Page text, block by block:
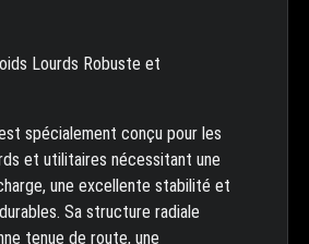
Lourds Robuste et
spécialement conçu pour les
et utilitaires nécessitant une
une excellente stabilité et
Sa structure radiale
tenue de route, une